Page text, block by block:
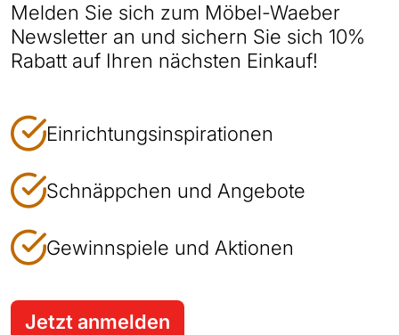
Melden Sie sich zum Möbel-Waeber
Newsletter an und sichern Sie sich 10%
Rabatt auf Ihren nächsten Einkauf!
Einrichtungsinspirationen
Schnäppchen und Angebote
Gewinnspiele und Aktionen
Jetzt anmelden